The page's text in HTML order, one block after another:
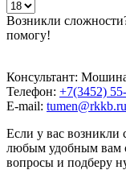
Возникли
помогу!
Консультант:
Телефон: +7(3452)
E-mail: tumen@rkkb.ru
Если у вас возникли
любым удобным вам
вопросы и подберу